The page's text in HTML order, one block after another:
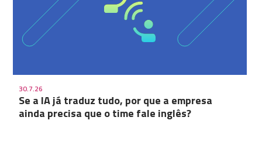
30.7.26
Se a IA já traduz tudo, por que a empresa
ainda precisa que o time fale inglês?